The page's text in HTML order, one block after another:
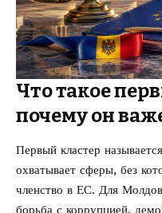
Что такое
почему он
Первый кластер
охватывает сферы, без
членство в ЕС. Для
борьба с коррупцией,